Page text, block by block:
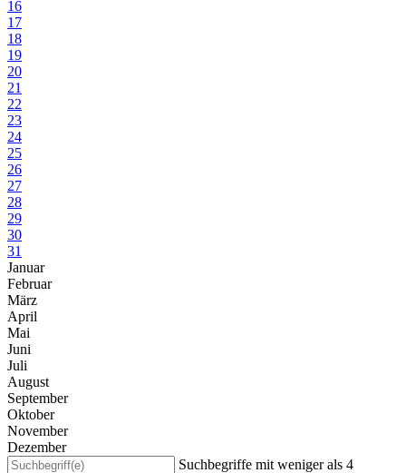
16
17
18
19
20
21
22
23
24
25
26
27
28
29
30
31
Januar
Februar
März
April
Mai
Juni
Juli
August
September
Oktober
November
Dezember
Suchbegriffe mit weniger als 4